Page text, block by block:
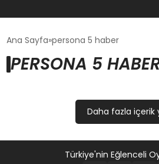
GÜNCEL
OYUN HABERLERI
EĞITIM
Ana Sayfa persona 5 haber
PERSONA 5
Daha fazla içerik
Türkiye'nin Eğlenceli